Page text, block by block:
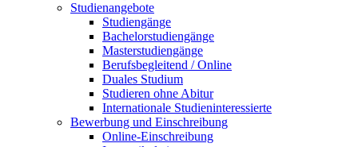
Studienangebote
Studiengänge
Bachelorstudiengänge
Masterstudiengänge
Berufsbegleitend / Online
Duales Studium
Studieren ohne Abitur
Internationale Studieninteressierte
Bewerbung und Einschreibung
Online-Einschreibung